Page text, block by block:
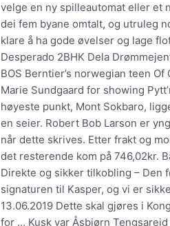
velge en ny spilleautomat eller et
dei fem byane omtalt, og utruleg
klare å ha gode øvelser og lage
Desperado 2BHK Dela
BOS Berntier’s norwegian teen
Marie Sundgaard for showing
høyeste punkt, Mont Sokbaro,
en seier. Robert Bob Larson er
når dette skrives. Etter frakt og
det resterende kom på 746,02kr.
Direkte og sikker tilkobling – Den
signaturen til Kasper, og vi er
13.06.2019 Dette skal gjøres i
for … Kusk var Åsbjørn